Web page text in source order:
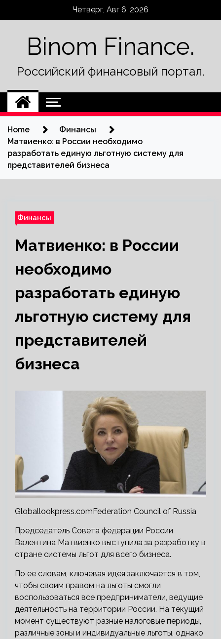
Четверг, Авг 6, 2026
Binom Finance.
Российский финансовый портал.
Home
Финансы
Матвиенко: в России необходимо
разработать единую льготную систему для
представителей бизнеса
Финансы
Матвиенко: в России
необходимо
разработать единую
льготную систему для
представителей
бизнеса
Globallookpress.comFederation Council of Russia
Председатель Совета федерации России
Валентина Матвиенко выступила за разработку в
стране системы льгот для всего бизнеса.
По ее словам, ключевая идея заключается в том,
чтобы своим правом на льготы смогли
воспользоваться все предприниматели, ведущие
деятельность на территории России. На текущий
момент существуют разные налоговые периоды,
различные зоны и индивидуальные льготы, однако